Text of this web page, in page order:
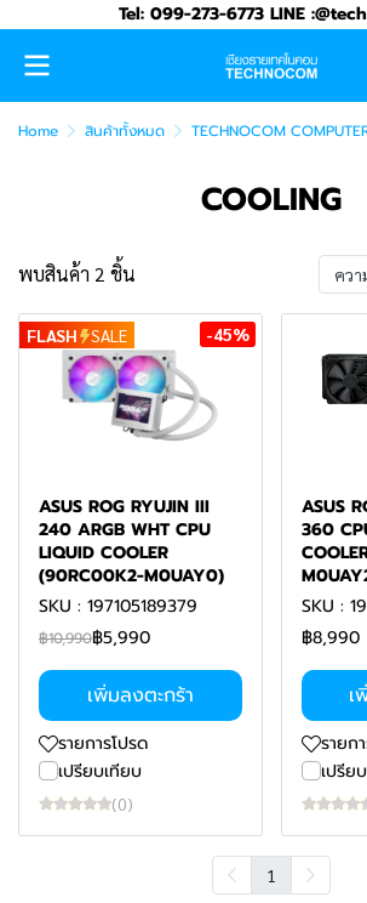
Tel: 099-273-6773 LINE
Home สินค้าทั้งหมด TECHNOCOM
COOLING
พบสินค้า 2 ชิ้น ควา
FLASH SALE -45%
ASUS ROG RYUJIN III
240 ARGB WHT CPU
LIQUID COOLER
(90RC00K2-M0UAY0)
SKU : 197105189379
฿10,990฿5,990
เพิ่มลงตะกร้า
รายการโปรด
เปรียบเทียบ
(0)
ASUS
360
SKU :
฿8,990
เ
รายก
เปรีย
1